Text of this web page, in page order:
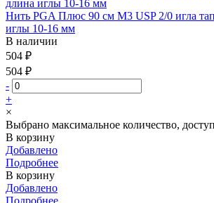
Нить PGA Плюс 90 см М3 USP 2/0 игла
иглы 10-16 мм
В наличии
504 ₽
504 ₽
-
+
×
Выбрано максимальное количество,
В корзину
Добавлено
Подробнее
В корзину
Добавлено
Подробнее